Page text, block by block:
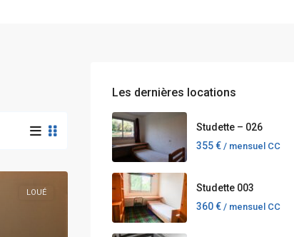
LOUÉ
Les dernières locations
Studette – 026
355 € / mensuel CC
Studette 003
360 € / mensuel CC